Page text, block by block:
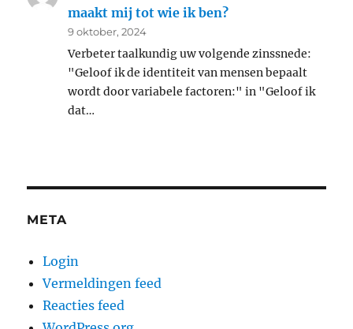
maakt mij tot wie ik ben?
9 oktober, 2024
Verbeter taalkundig uw volgende zinssnede:
"Geloof ik de identiteit van mensen bepaalt
wordt door variabele factoren:" in "Geloof ik
dat…
META
Login
Vermeldingen feed
Reacties feed